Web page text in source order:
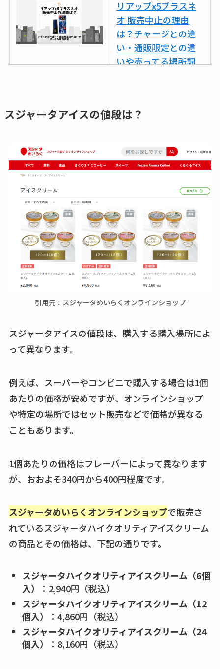
リアップx5プラスネ
オ 販売中止の理由
は？チャージとの違
い・通販限定との違
いや売ってる場所調
め替えはどこで売っ
通販調査
アクアテクトゲルが
売ってる場所はど
買える？値段や手荒
れの口コミも調査
しまむら布団セット
の料金は？セール・
半額になるのはい
販も調査
karseellはどこで売っ
売店も調査
エッセンシャルフラ
ットが廃盤？なぜ？
など解説
ビタクラフトのウル
復刻はある？ウルト
ラカパーは品切れ？
売ってる場所調査
理由はなぜ？売って
は？代わりの代用品
も調査
クランベリージュー
スはコンビニで売っ
スジャータアイスの値段は？
引用元：スジャータめいらくオンラインショップ
スジャータアイスの値段は、購入する購入場所によ
って異なります。
例えば、スーパーやコンビニで購入する場合は1個
あたりの価格が安めですが、オンラインショップ
や特定の場所ではセット販売などで価格が異なる
こともあります。
1個あたりの価格はフレーバーによって異なります
が、おおよそ340円から400円程度です。
スジャータめいらくオンラインショップで販売さ
れているスジャータハイクオリティアイスクリーム
の商品とその価格は、下記の通りです。
スジャータハイクオリティアイスクリーム（6個
入）
：2,940円（税込）
スジャータハイクオリティアイスクリーム（12
個入）
：4,860円（税込）
スジャータハイクオリティアイスクリーム（24
個入）
：8,160円（税込）